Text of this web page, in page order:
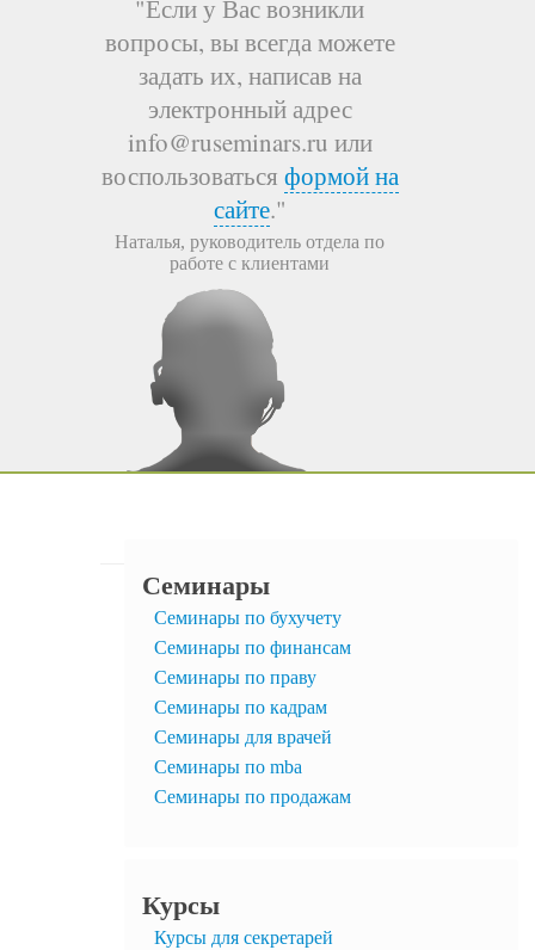
"Если у Вас возникли
вопросы, вы всегда можете
задать их, написав на
электронный адрес
info@ruseminars.ru или
воспользоваться формой на
сайте."
Наталья, руководитель отдела по
работе с клиентами
Семинары
Семинары по бухучету
Семинары по финансам
Семинары по праву
Семинары по кадрам
Семинары для врачей
Семинары по mba
Семинары по продажам
Курсы
Курсы для секретарей